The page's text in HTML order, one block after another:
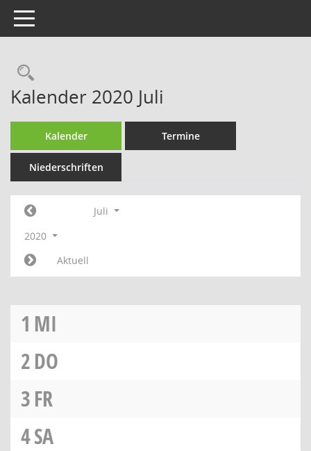
Toggle navigation
Rechercheauswahl
Kalender 2020 Juli
Kalender Termine
Niederschriften
Juli
2020
Aktuell
1 MI
2DO
3FR
4SA